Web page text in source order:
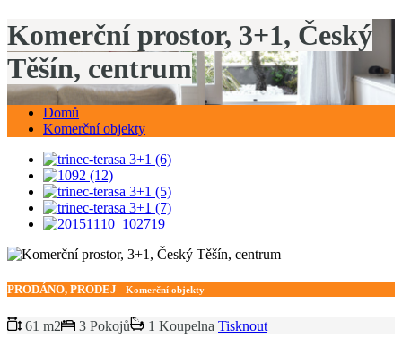
Komerční prostor, 3+1, Český
Těšín, centrum
Domů
Komerční objekty
PRODÁNO, PRODEJ - Komerční objekty
61 m2 3 Pokojů 1 Koupelna Tisknout